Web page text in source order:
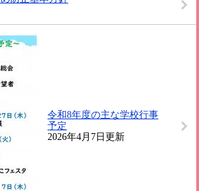
令和8年度の主な学校行事
予定
2026年4月7日更新